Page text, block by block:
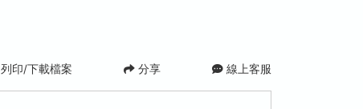
列印/下載檔案 分享 線上客服